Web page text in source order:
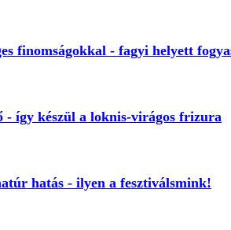
finomságokkal - fagyi helyett
- így készül a loknis-virágos frizura
hatás - ilyen a fesztiválsmink!